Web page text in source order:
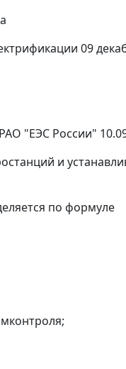
09
"ЕЭС России"
и
по формуле